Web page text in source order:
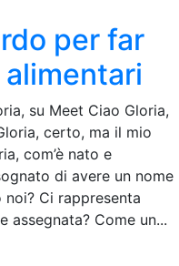
per far
su Meet Ciao Gloria,
certo, ma il mio
com’è nato e
di avere un nome
noi? Ci rappresenta
assegnata? Come un...